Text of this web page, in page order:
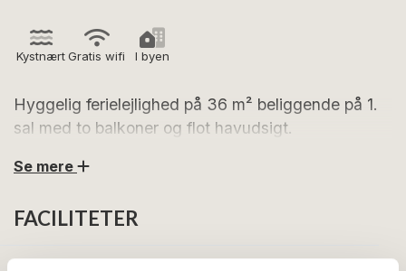
KystnærtGratis wifi I byen
Hyggelig ferielejlighed på 36 m² beliggende på 1.
sal med to balkoner og flot havudsigt.
Glæd jer til skønne feriedage i denne charmerende
I højt placeret i byen med en dejlig udsigt over de røde
kort afstand til Gudhjems mange specialbutikker,
Se mere
FACILITETER